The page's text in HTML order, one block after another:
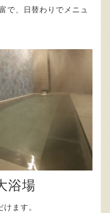
で、日替わりでメニュ
浴場
ます。